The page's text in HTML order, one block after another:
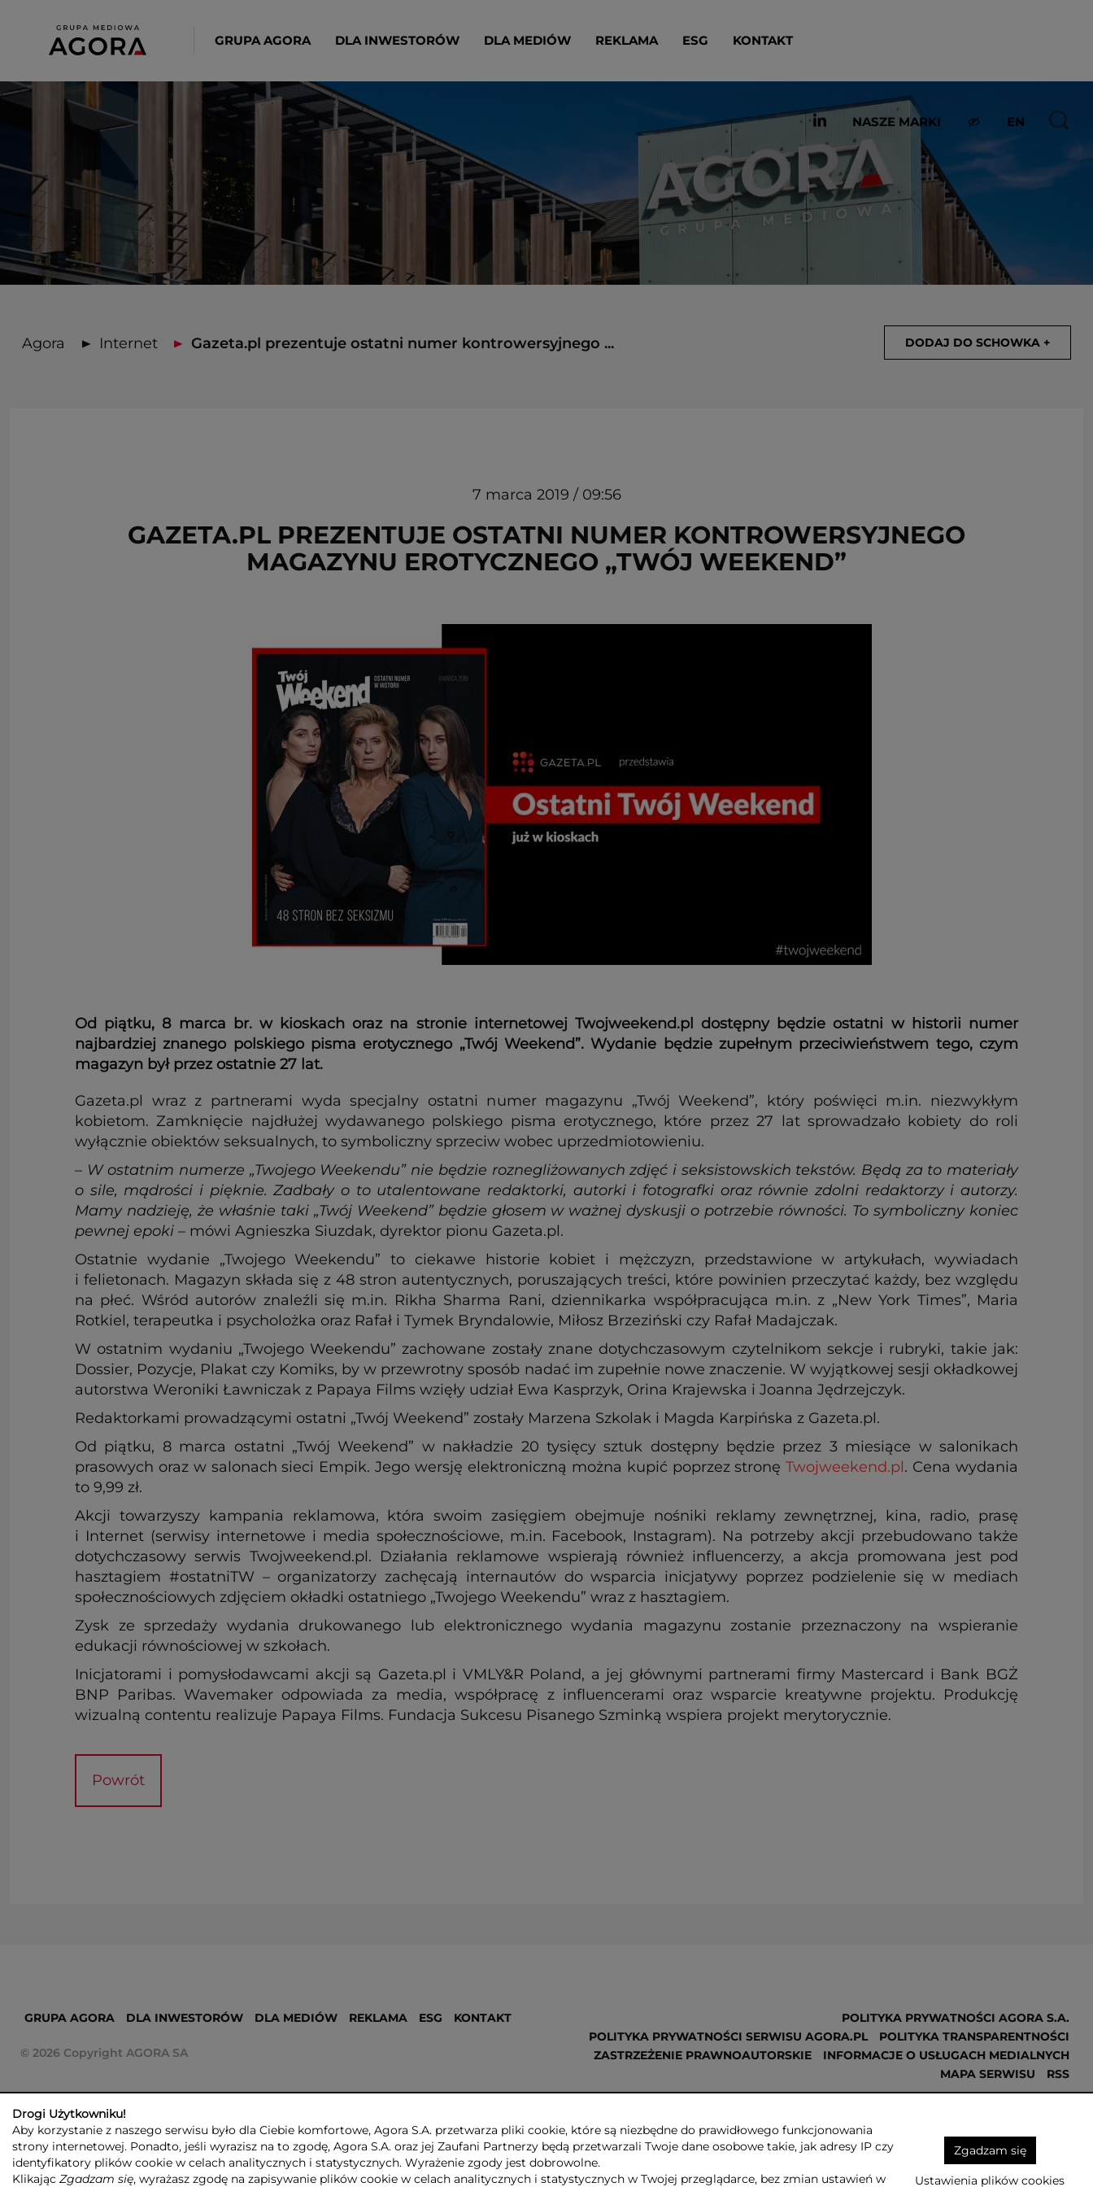
GRUPA AGORA DLA INWESTORÓW DLA MEDIÓW REKLAMA ESG KONTAKT
NASZE MARKI EN
Agora Internet Gazeta.pl prezentuje ostatni numer kontrowersyjnego ... DODAJ DO SCHOWKA +
7 marca 2019 / 09:56
GAZETA.PL PREZENTUJE OSTATNI NUMER KONTROWERSYJNEGO
MAGAZYNU EROTYCZNEGO „TWÓJ WEEKEND”
Od piątku, 8 marca br. w kioskach oraz na stronie internetowej Twojweekend.pl dostępny będzie ostatni w historii numer
najbardziej znanego polskiego pisma erotycznego „Twój Weekend”. Wydanie będzie zupełnym przeciwieństwem tego, czym
magazyn był przez ostatnie 27 lat.
Gazeta.pl wraz z partnerami wyda specjalny ostatni numer magazynu „Twój Weekend”, który poświęci m.in. niezwykłym
kobietom. Zamknięcie najdłużej wydawanego polskiego pisma erotycznego, które przez 27 lat sprowadzało kobiety do roli
wyłącznie obiektów seksualnych, to symboliczny sprzeciw wobec uprzedmiotowieniu.
– W ostatnim numerze „Twojego Weekendu” nie będzie roznegliżowanych zdjęć i seksistowskich tekstów. Będą za to materiały
o sile, mądrości i pięknie. Zadbały o to utalentowane redaktorki, autorki i fotografki oraz równie zdolni redaktorzy i autorzy.
Mamy nadzieję, że właśnie taki „Twój Weekend” będzie głosem w ważnej dyskusji o potrzebie równości. To symboliczny koniec
pewnej epoki – mówi Agnieszka Siuzdak, dyrektor pionu Gazeta.pl.
Ostatnie wydanie „Twojego Weekendu” to ciekawe historie kobiet i mężczyzn, przedstawione w artykułach, wywiadach
i felietonach. Magazyn składa się z 48 stron autentycznych, poruszających treści, które powinien przeczytać każdy, bez względu
na płeć. Wśród autorów znaleźli się m.in. Rikha Sharma Rani, dziennikarka współpracująca m.in. z „New York Times”, Maria
Rotkiel, terapeutka i psycholożka oraz Rafał i Tymek Bryndalowie, Miłosz Brzeziński czy Rafał Madajczak.
W ostatnim wydaniu „Twojego Weekendu” zachowane zostały znane dotychczasowym czytelnikom sekcje i rubryki, takie jak:
Dossier, Pozycje, Plakat czy Komiks, by w przewrotny sposób nadać im zupełnie nowe znaczenie. W wyjątkowej sesji okładkowej
autorstwa Weroniki Ławniczak z Papaya Films wzięły udział Ewa Kasprzyk, Orina Krajewska i Joanna Jędrzejczyk.
Redaktorkami prowadzącymi ostatni „Twój Weekend” zostały Marzena Szkolak i Magda Karpińska z Gazeta.pl.
Od piątku, 8 marca ostatni „Twój Weekend” w nakładzie 20 tysięcy sztuk dostępny będzie przez 3 miesiące w salonikach
prasowych oraz w salonach sieci Empik. Jego wersję elektroniczną można kupić poprzez stronęTwojweekend.pl. Cena wydania
to 9,99 zł.
Akcji towarzyszy kampania reklamowa, która swoim zasięgiem obejmuje nośniki reklamy zewnętrznej, kina, radio, prasę
i Internet (serwisy internetowe i media społecznościowe, m.in. Facebook, Instagram). Na potrzeby akcji przebudowano także
dotychczasowy serwis Twojweekend.pl. Działania reklamowe wspierają również influencerzy, a akcja promowana jest pod
hasztagiem #ostatniTW – organizatorzy zachęcają internautów do wsparcia inicjatywy poprzez podzielenie się w mediach
społecznościowych zdjęciem okładki ostatniego „Twojego Weekendu” wraz z hasztagiem.
Zysk ze sprzedaży wydania drukowanego lub elektronicznego wydania magazynu zostanie przeznaczony na wspieranie
edukacji równościowej w szkołach.
Inicjatorami i pomysłodawcami akcji są Gazeta.pl i VMLY&R Poland, a jej głównymi partnerami firmy Mastercard i Bank BGŻ
BNP Paribas. Wavemaker odpowiada za media, współpracę z influencerami oraz wsparcie kreatywne projektu. Produkcję
wizualną contentu realizuje Papaya Films. Fundacja Sukcesu Pisanego Szminką wspiera projekt merytorycznie.
Powrót
GRUPA AGORA DLA INWESTORÓW DLA MEDIÓW REKLAMA ESG KONTAKT
© 2026 Copyright AGORA SA
POLITYKA PRYWATNOŚCI AGORA S.A.
POLITYKA PRYWATNOŚCI SERWISU AGORA.PL
POLITYKA TRANSPARENTNOŚCI
ZASTRZEŻENIE PRAWNOAUTORSKIE
INFORMACJE O USŁUGACH MEDIALNYCH
MAPA SERWISU
RSS
Drogi Użytkowniku!
Aby korzystanie z naszego serwisu było dla Ciebie komfortowe, Agora S.A. przetwarza pliki cookie, które są niezbędne do prawidłowego funkcjonowania
strony internetowej. Ponadto, jeśli wyrazisz na to zgodę, Agora S.A. oraz jej Zaufani Partnerzy będą przetwarzali Twoje dane osobowe takie, jak adresy IP czy
identyfikatory plików cookie w celach analitycznych i statystycznych. Wyrażenie zgody jest dobrowolne.
Klikając Zgadzam się, wyrażasz zgodę na zapisywanie plików cookie w celach analitycznych i statystycznych w Twojej przeglądarce, bez zmian ustawień w
Zgadzam się
Ustawienia plików cookies